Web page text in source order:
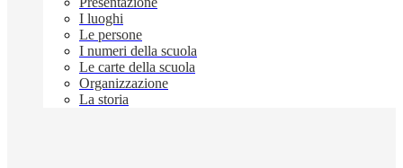
I luoghi
Le persone
I numeri della scuola
Le carte della scuola
Organizzazione
La storia